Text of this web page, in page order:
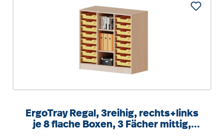
ErgoTray Regal, 3reihig, rechts+links
je 8 flache Boxen, 3 Fächer mittig,